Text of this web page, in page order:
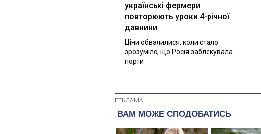
українські фермери
повторюють уроки 4-річної
давнини
Ціни обвалилися, коли стало
зрозуміло, що Росія заблокувала
порти